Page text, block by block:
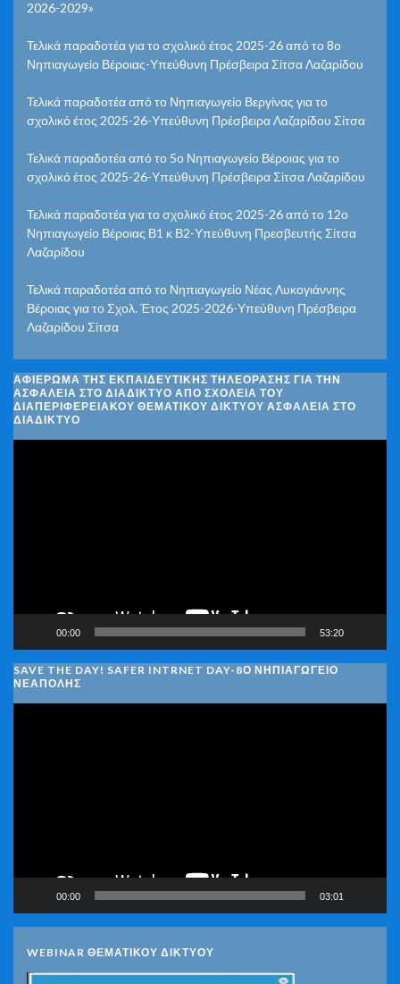
2026-2029»
Τελικά παραδοτέα για το σχολικό έτος 2025-26 από το 8ο
Νηπιαγωγείο Βέροιας-Υπεύθυνη Πρέσβειρα Σίτσα Λαζαρίδου
Τελικά παραδοτέα από το Νηπιαγωγείο Βεργίνας για το
σχολικό έτος 2025-26-Υπεύθυνη Πρέσβειρα Λαζαρίδου Σίτσα
Τελικά παραδοτέα από το 5ο Νηπιαγωγείο Βέροιας για το
σχολικό έτος 2025-26-Υπεύθυνη Πρέσβειρα Σίτσα Λαζαρίδου
Τελικά παραδοτέα για το σχολικό έτος 2025-26 από το 12ο
Νηπιαγωγείο Βέροιας Β1 κ Β2-Υπεύθυνη Πρεσβευτής Σίτσα
Λαζαρίδου
Τελικά παραδοτέα από το Νηπιαγωγείο Νέας Λυκογιάννης
Βέροιας για το Σχολ. Έτος 2025-2026-Υπεύθυνη Πρέσβειρα
Λαζαρίδου Σίτσα
ΑΦΙΈΡΩΜΑ ΤΗΣ ΕΚΠΑΙΔΕΥΤΙΚΉΣ ΤΗΛΕΌΡΑΣΗΣ ΓΙΑ ΤΗΝ
ΑΣΦΆΛΕΙΑ ΣΤΟ ΔΙΑΔΊΚΤΥΟ ΑΠΌ ΣΧΟΛΕΊΑ ΤΟΥ
ΔΙΑΠΕΡΙΦΕΡΕΙΑΚΟΎ ΘΕΜΑΤΙΚΟΎ ΔΙΚΤΎΟΥ ΑΣΦΆΛΕΙΑ ΣΤΟ
ΔΙΑΔΊΚΤΥΟ
00:00 53:20
SAVE THE DAY! SAFER INTRNET DAY-8Ο ΝΗΠΙΑΓΩΓΕΙΟ
ΝΕΑΠΟΛΗΣ
00:00 03:01
WEBINAR ΘΕΜΑΤΙΚΟΥ ΔΙΚΤΥΟΥ